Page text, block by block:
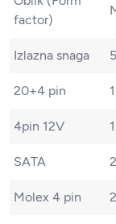
factor)
Izlazna snaga
20+4 pin 1
4pin 12V 1
SATA 2
Molex 4 pin 2